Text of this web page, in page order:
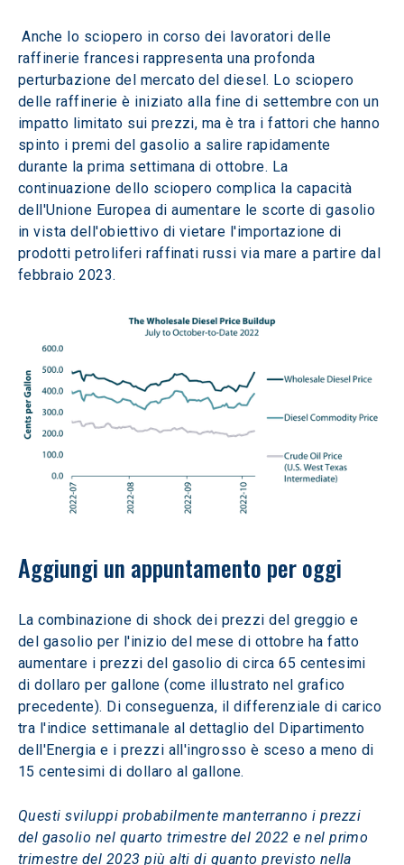
Anche lo sciopero in corso dei lavoratori delle
raffinerie francesi rappresenta una profonda
perturbazione del mercato del diesel. Lo sciopero
delle raffinerie è iniziato alla fine di settembre con un
impatto limitato sui prezzi, ma è tra i fattori che hanno
spinto i premi del gasolio a salire rapidamente
durante la prima settimana di ottobre. La
continuazione dello sciopero complica la capacità
dell'Unione Europea di aumentare le scorte di gasolio
in vista dell'obiettivo di vietare l'importazione di
prodotti petroliferi raffinati russi via mare a partire dal
febbraio 2023.
Aggiungi un appuntamento per oggi
La combinazione di shock dei prezzi del greggio e
del gasolio per l'inizio del mese di ottobre ha fatto
aumentare i prezzi del gasolio di circa 65 centesimi
di dollaro per gallone (come illustrato nel grafico
precedente). Di conseguenza, il differenziale di carico
tra l'indice settimanale al dettaglio del Dipartimento
dell'Energia e i prezzi all'ingrosso è sceso a meno di
15 centesimi di dollaro al gallone.
Questi sviluppi probabilmente manterranno i prezzi
del gasolio nel quarto trimestre del 2022 e nel primo
trimestre del 2023 più alti di quanto previsto nella